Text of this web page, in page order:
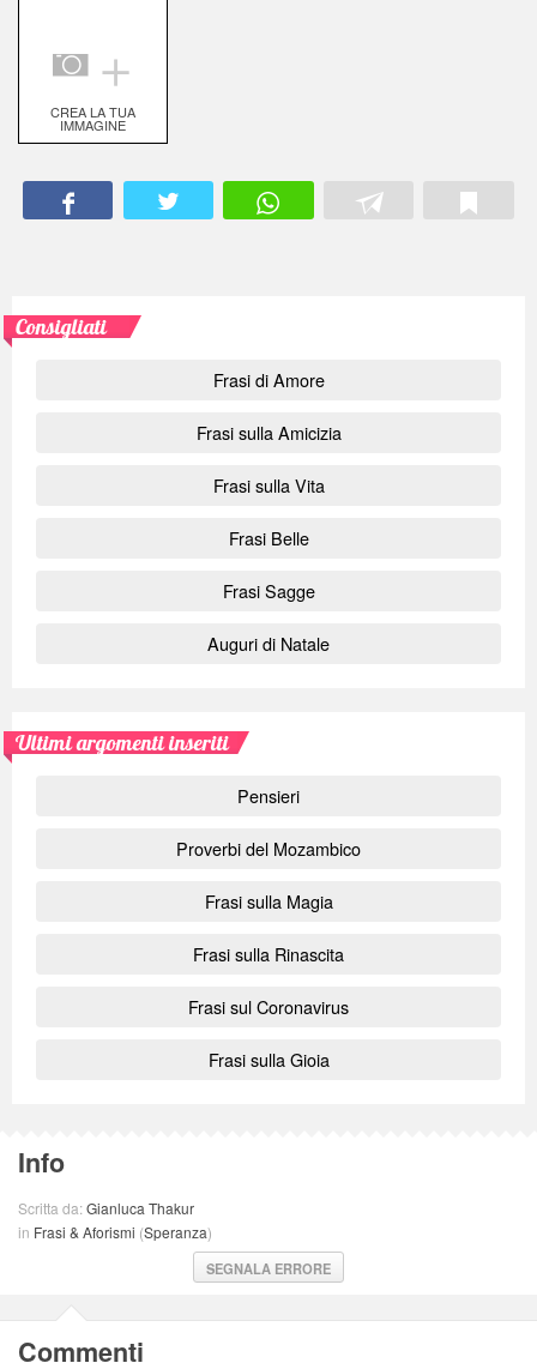
＋
CREA LA TUA
IMMAGINE
Consigliati
Frasi di Amore
Frasi sulla Amicizia
Frasi sulla Vita
Frasi Belle
Frasi Sagge
Auguri di Natale
Ultimi argomenti inseriti
Pensieri
Proverbi del Mozambico
Frasi sulla Magia
Frasi sulla Rinascita
Frasi sul Coronavirus
Frasi sulla Gioia
Info
Scritta da:Gianluca Thakur
in Frasi & Aforismi (Speranza)
SEGNALA ERRORE
Commenti